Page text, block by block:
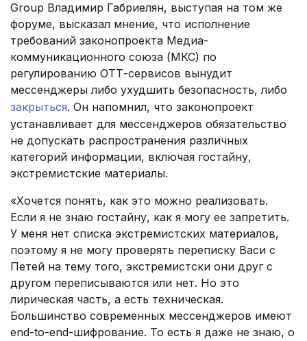
Group Владимир Габриелян, выступая на том же
форуме, высказал мнение, что исполнение
требований законопроекта Медиа-
коммуникационного союза (МКС) по
регулированию ОТТ-сервисов вынудит
мессенджеры либо ухудшить безопасность, либо
закрыться. Он напомнил, что законопроект
устанавливает для мессенджеров обязательство
не допускать распространения различных
категорий информации, включая гостайну,
экстремистские материалы.
«Хочется понять, как это можно реализовать.
Если я не знаю гостайну, как я могу ее запретить.
У меня нет списка экстремистских материалов,
поэтому я не могу проверять переписку Васи с
Петей на тему того, экстремистски они друг с
другом переписываются или нет. Но это
лирическая часть, а есть техническая.
Большинство современных мессенджеров имеют
end-to-end-шифрование. То есть я даже не знаю, о